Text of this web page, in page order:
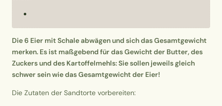
Die 6 Eier mit Schale abwägen und sich das Gesamtgewicht
merken. Es ist maßgebend für das Gewicht der Butter, des
Zuckers und des Kartoffelmehls: Sie sollen jeweils gleich
schwer sein wie das Gesamtgewicht der Eier!
Die Zutaten der Sandtorte vorbereiten: